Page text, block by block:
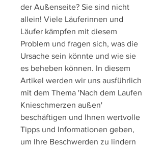
der Außenseite? Sie sind nicht
allein! Viele Läuferinnen und
Läufer kämpfen mit diesem
Problem und fragen sich, was die
Ursache sein könnte und wie sie
es beheben können. In diesem
Artikel werden wir uns ausführlich
mit dem Thema 'Nach dem Laufen
Knieschmerzen außen'
beschäftigen und Ihnen wertvolle
Tipps und Informationen geben,
um Ihre Beschwerden zu lindern